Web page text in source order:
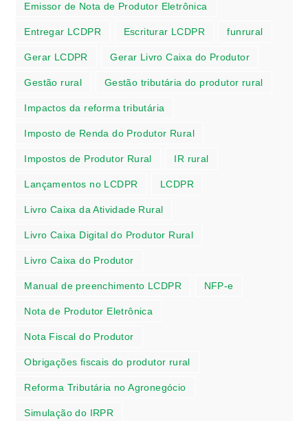
Emissor de Nota de Produtor Eletrônica
Entregar LCDPR Escriturar LCDPR funrural
Gerar LCDPR Gerar Livro Caixa do Produtor
Gestão rural Gestão tributária do produtor rural
Impactos da reforma tributária
Imposto de Renda do Produtor Rural
Impostos de Produtor Rural IR rural
Lançamentos no LCDPR LCDPR
Livro Caixa da Atividade Rural
Livro Caixa Digital do Produtor Rural
Livro Caixa do Produtor
Manual de preenchimento LCDPR NFP-e
Nota de Produtor Eletrônica
Nota Fiscal do Produtor
Obrigações fiscais do produtor rural
Reforma Tributária no Agronegócio
Simulação do IRPR